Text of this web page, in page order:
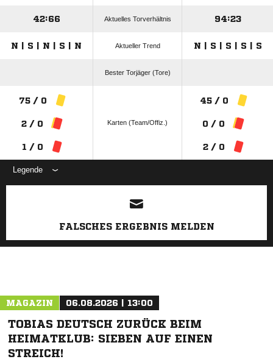
42:66 Aktuelles Torverhältnis 94:23
N | S | N | S | N Aktueller Trend N | S | S | S | S
Bester Torjäger (Tore)
75 / 0
2 / 0
1 / 0
Karten (Team/Offiz.)
45 / 0
0 / 0
2 / 0
Legende
ANZEIGE
FALSCHES ERGEBNIS MELDEN
MAGAZIN 06.08.2026 | 13:00
TOBIAS DEUTSCH ZURÜCK BEIM
HEIMATKLUB: SIEBEN AUF EINEN
STREICH!